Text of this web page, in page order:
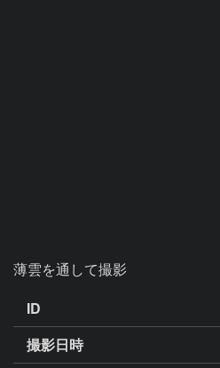
薄雲を通して撮影
ID
撮影日時